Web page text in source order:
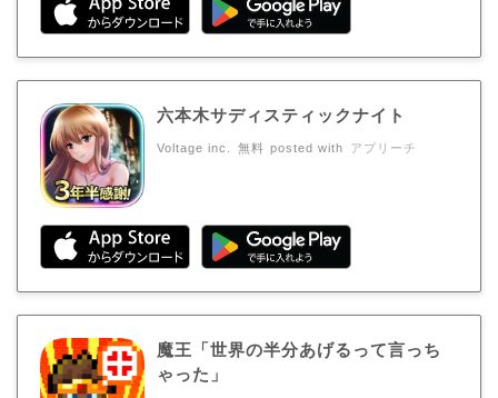
六本木サディスティックナイト
Voltage inc. 無料 posted with アプリーチ
魔王「世界の半分あげるって言っち
ゃった」